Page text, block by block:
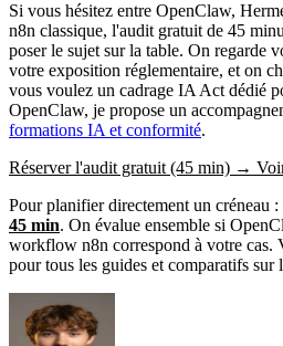
Si vous hésitez entre OpenClaw,
n8n classique, l'audit gratuit de 45
poser le sujet sur la table. On regarde
votre exposition réglementaire, et on
vous voulez un cadrage IA Act dédié
OpenClaw, je propose un
formations IA et conformité.
Réserver l'audit gratuit (45 min) →
Pour planifier directement un créneau :
45 min. On évalue ensemble si
workflow n8n correspond à votre cas.
pour tous les guides et comparatifs sur